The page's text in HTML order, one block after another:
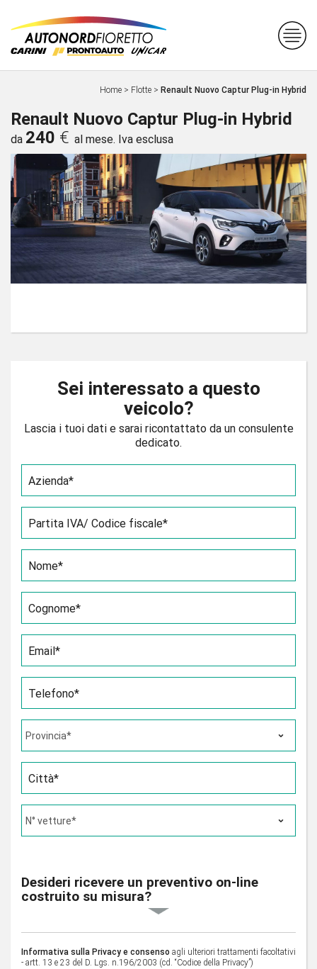
Home > Flotte > Renault Nuovo Captur Plug-in Hybrid
Renault Nuovo Captur Plug-in Hybrid
da 240 € al mese. Iva esclusa
Sei interessato a questo
veicolo?
Lascia i tuoi dati e sarai ricontattato da un consulente
dedicato.
Azienda*
Partita IVA/ Codice fiscale*
Nome*
Cognome*
Email*
Telefono*
Città*
Desideri ricevere un preventivo on-line
costruito su misura?
Informativa sulla Privacy e consenso agli ulteriori trattamenti facoltativi
- artt. 13 e 23 del D. Lgs. n.196/2003 (cd. “Codice della Privacy”)